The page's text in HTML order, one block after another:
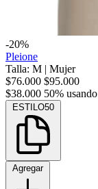
-20%
Pleione
Talla: M | Mujer
$76.000 $95.000
$38.000 50% usando
ESTILO50
Agregar